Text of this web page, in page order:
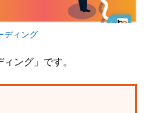
ディング
ング」です。